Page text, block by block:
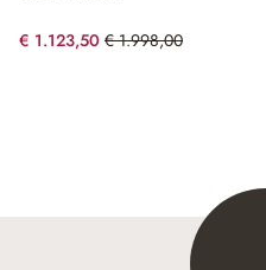
€ 1.123,50 € 1.998,00
(43.77% gespart)